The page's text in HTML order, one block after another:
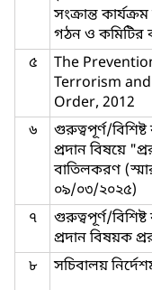
সংক্রান্ত
গঠন ও কমিটির
৫
The
Terrorism
Order, 2012
৬
গুরুত্বপূর্ণ/বিশিষ্ট
প্রদান বিষয়ে
বাতিলকরণ
০৯/০৩/২০২৫)
৭
গুরুত্বপূর্ণ/বিশিষ্ট
প্রদান বিষয়ক
৮
সচিবালয়